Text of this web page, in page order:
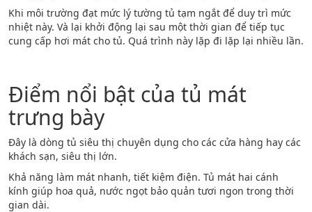
Khi môi trường đạt mức lý tường tủ tạm ngắt để duy trì mức
nhiệt này. Và lại khởi động lại sau một thời gian để tiếp tục
cung cấp hơi mát cho tủ. Quá trình này lặp đi lặp lại nhiều lần.
Điểm nổi bật của tủ mát
trưng bày
Đây là dòng tủ siêu thị chuyên dụng cho các cửa hàng hay các
khách sạn, siêu thị lớn.
Khả năng làm mát nhanh, tiết kiệm điện. Tủ mát hai cánh
kính giúp hoa quả, nước ngọt bảo quản tươi ngon trong thời
gian dài.